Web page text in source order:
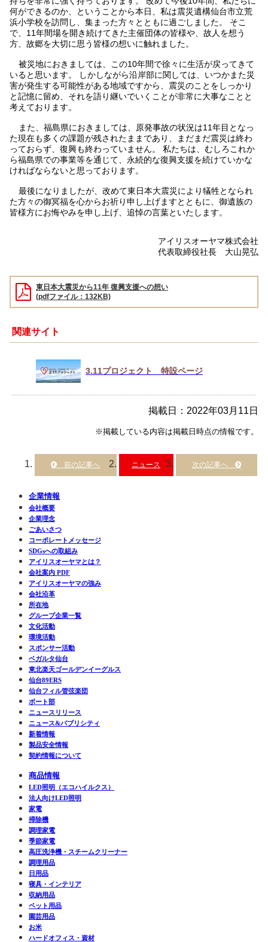
何ができるのか、ということから本日、私は震災遺構仙台市立荒
浜小学校を訪問し、集まった方々とともに過ごしました。 そこ
で、11年間場を開き続けてきた主催団体の皆様や、故人を想う
方、故郷を大切に思う皆様の想いに触れました。
被災地におきましては、この10年間で徐々に生活が戻ってきて
いると思います。 しかしながら沿岸部に関しては、いつかまた災
害が発生する可能性がある地域ですから、震災のことをしっかり
と記憶に留め、それを語り継いでいくことが非常に大事なことと
考えております。
また、福島県におきましては、原発事故の状況は11年目となっ
た現在も多くの課題が残されたままであり、まだまだ震災は終わ
っておらず、復興も終わっていません。 私たちは、むしろこれか
ら福島県での事業等を通じて、永続的な復興支援を続けていかな
ければならないと思っております。
最後になりましたが、改めて東日本大震災により犠牲となられ
た方々の御冥福を心からお祈り申し上げますとともに、御遺族の
皆様方にお悔やみを申し上げ、追悼の言葉といたします。
アイリスオーヤマ株式会社
代表取締役社長 大山晃弘
東日本大震災から11年 復興支援への想い
(pdfファイル：132KB)
関連サイト
3.11プロジェクト 特設ページ
掲載日：2022年03月11日
※掲載している内容は掲載日時点の情報です。
ニュース
企業情報
会社概要
企業理念
ごあいさつ
コーポレートメッセージ
SDGsへの取組み
アイリスオーヤマとは？
会社案内 PDF
アイリスオーヤマの強み
会社沿革
所在地
グループ企業一覧
文化活動
環境活動
スポンサー活動
ベガルタ仙台
東北楽天ゴールデンイーグルス
仙台89ERS
仙台フィル管弦楽団
ボート部
ニュースリリース
ニュース&パブリシティ
新着情報
製品安全情報
契約情報について
商品情報
LED照明（エコハイルクス）
法人向けLED照明
家電
掃除機
調理家電
季節家電
高圧洗浄機・スチームクリーナー
調理用品
日用品
寝具・インテリア
収納用品
ペット用品
園芸用品
お米
ハードオフィス・資材